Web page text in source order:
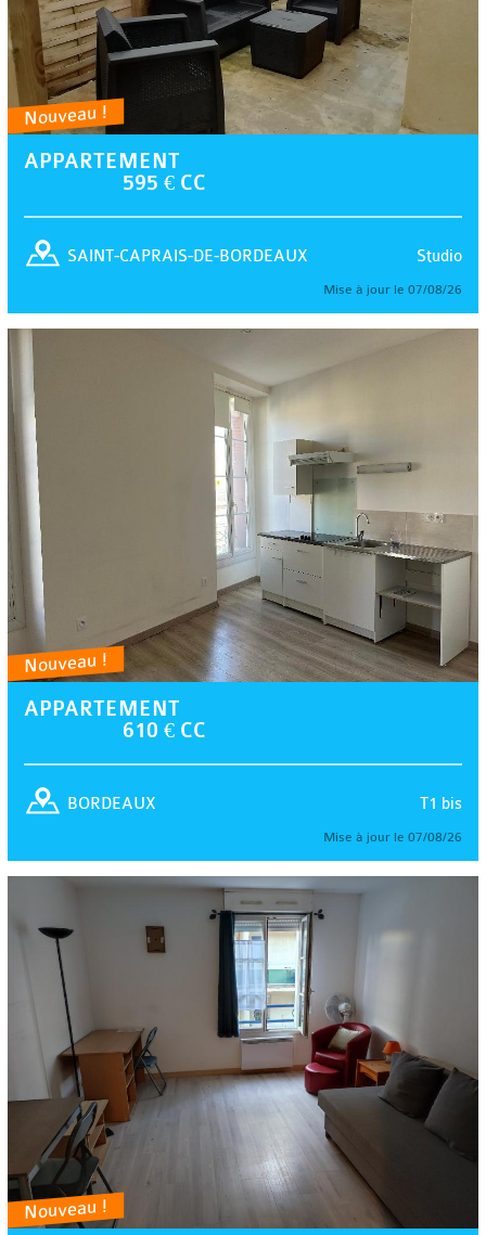
Nouveau !
APPARTEMENT
595 € CC
Studio
SAINT-CAPRAIS-DE-BORDEAUX
Mise à jour le 07/08/26
Nouveau !
APPARTEMENT
610 € CC
T1 bis
BORDEAUX
Mise à jour le 07/08/26
Nouveau !